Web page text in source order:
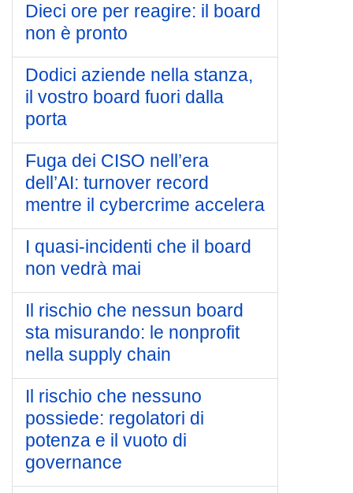
Dieci ore per reagire: il board
non è pronto
Dodici aziende nella stanza,
il vostro board fuori dalla
porta
Fuga dei CISO nell’era
dell’AI: turnover record
mentre il cybercrime accelera
I quasi-incidenti che il board
non vedrà mai
Il rischio che nessun board
sta misurando: le nonprofit
nella supply chain
Il rischio che nessuno
possiede: regolatori di
potenza e il vuoto di
governance